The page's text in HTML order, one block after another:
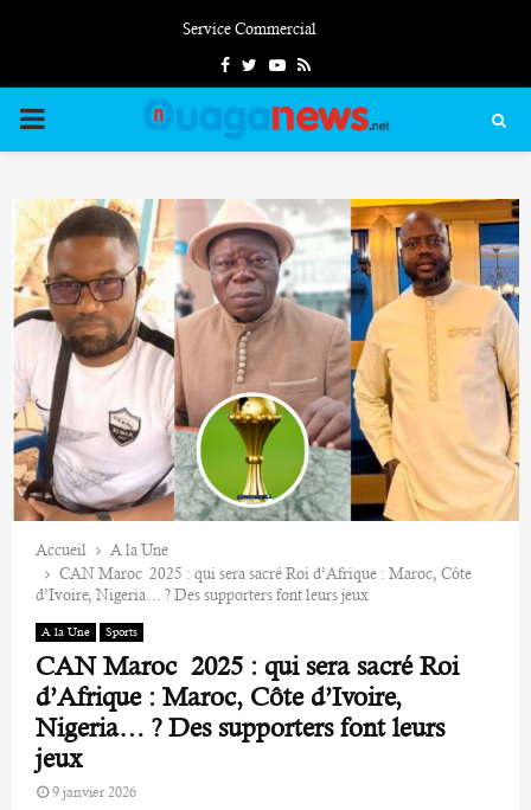
Service Commercial
FacebookTwitterYoutube
Rss
PRIMARY
Accueil
A la Une
CAN Maroc 2025 : qui sera sacré Roi d’Afrique : Maroc, Côte
d’Ivoire, Nigeria… ? Des supporters font leurs jeux
A la Une Sports
CAN Maroc 2025 : qui sera sacré Roi
d’Afrique : Maroc, Côte d’Ivoire,
Nigeria… ? Des supporters font leurs
jeux
9 janvier 2026